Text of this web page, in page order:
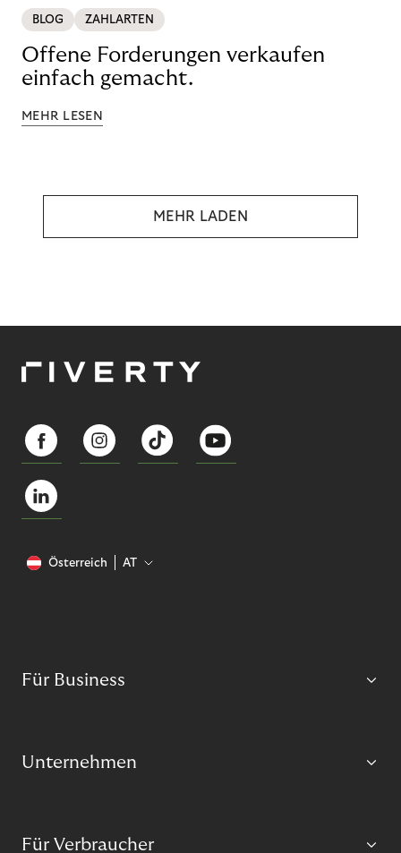
BLOG ZAHLARTEN
Offene Forderungen verkaufen
einfach gemacht.
MEHR LESEN
MEHR LADEN
Österreich AT
Für Business
Unternehmen
Für Verbraucher